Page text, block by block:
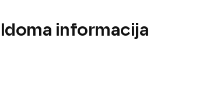
informacija